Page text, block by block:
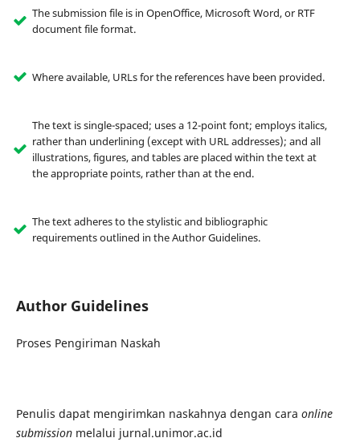
The submission file is in OpenOffice, Microsoft Word, or RTF
document file format.
Where available, URLs for the references have been provided.
The text is single-spaced; uses a 12-point font; employs italics,
rather than underlining (except with URL addresses); and all
illustrations, figures, and tables are placed within the text at
the appropriate points, rather than at the end.
The text adheres to the stylistic and bibliographic
requirements outlined in the Author Guidelines.
Author Guidelines
Proses Pengiriman Naskah
Penulis dapat mengirimkan naskahnya dengan cara online
submissionmelalui jurnal.unimor.ac.id